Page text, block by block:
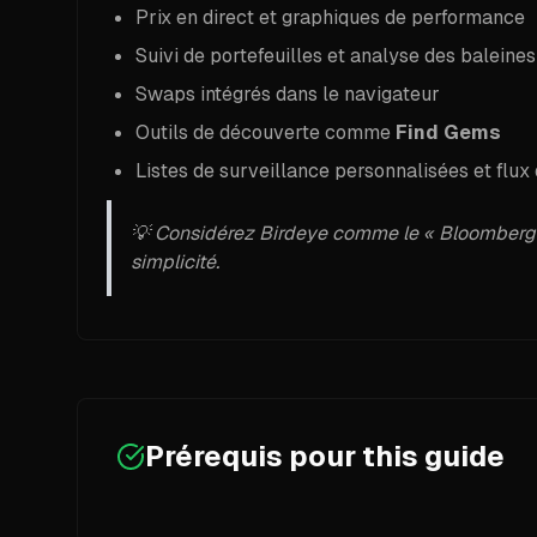
Prix en direct et graphiques de performance
Suivi de portefeuilles et analyse des baleines
Swaps intégrés dans le navigateur
Outils de découverte comme Find Gems
Listes de surveillance personnalisées et flux
💡 Considérez Birdeye comme le «
simplicité.
Prérequis pourthis guide